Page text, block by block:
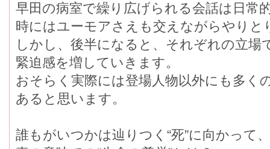
早田の病室で繰り広げられる会話は日常
時にはユーモアさえも交えながらやりと
しかし、後半になると、それぞれの立場
緊迫感を増していきます。
おそらく実際には登場人物以外にも多く
あると思います。
誰もがいつかは辿りつく“死”に向かって